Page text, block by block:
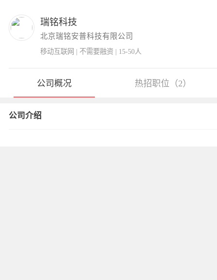
瑞铭科技
北京瑞铭安普科技有限公司
移动互联网 | 不需要融资 | 15-50人
公司概况 热招职位（2）
公司介绍